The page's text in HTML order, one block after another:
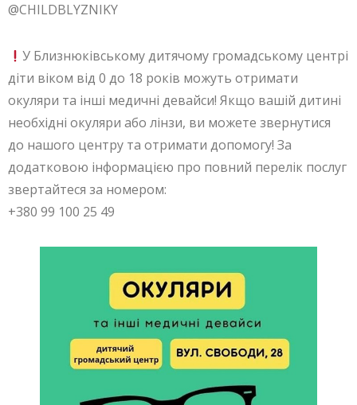
@CHILDBLYZNIKY
У Близнюківському дитячому громадському центрі
діти віком від 0 до 18 років можуть отримати
окуляри та інші медичні девайси! Якщо вашій дитині
необхідні окуляри або лінзи, ви можете звернутися
до нашого центру та отримати допомогу! За
додатковою інформацією про повний перелік послуг
звертайтеся за номером:
+380 99 100 25 49